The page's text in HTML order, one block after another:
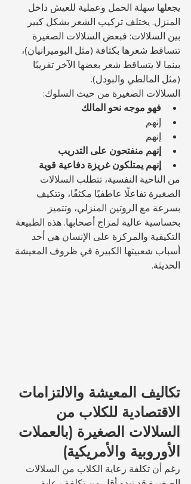
يجعلها سهلة الحمل وعملية للعيش داخل
المنزل. يختلف تركيب الشعر بشكل كبير
بين السلالات: فبعض السلالات الصغيرة
تتساقط شعرها بكثافة (مثل البوميرانيان)،
بينما لا يتساقط شعر بعضها الآخر تقريبًا
(مثل المالطي والبودل).
السلالات الصغيرة من حيث السلوك:
فهو موجه نحو المالك
إنهم
إنهم
إنهم منفتحون على التدريب
إنهم يمتلكون غريزة دفاعية قوية
من الناحية النفسية، تتطلب السلالات
الصغيرة تفاعلًا عاطفيًا مكثفًا، وتتكيف
بسرعة مع الروتين المنزلي، وتتميز
بحساسية عالية لمزاج أصحابها. هذه الطبيعة
التكيفية والمركزة على الإنسان هي أحد
أسباب شعبيتها الكبيرة في ظروف المعيشة
الحديثة.
تكاليف المعيشة والالتزامات
الاقتصادية للكلاب من
السلالات الصغيرة (بالعملات
الأوروبية والأمريكية)
رغم أن تكلفة رعاية الكلاب من السلالات